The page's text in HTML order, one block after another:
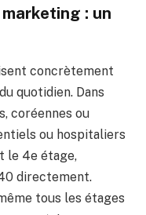
: un
concrètement
quotidien. Dans
coréennes ou
ou hospitaliers
le 4e étage,
directement.
tous les étages